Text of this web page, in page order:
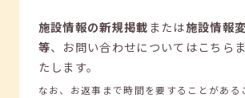
施設情報の新規掲載または施設情報
等、 お問い合わせについてはこちら
たします。
なお、お返事まで時間を要することがある